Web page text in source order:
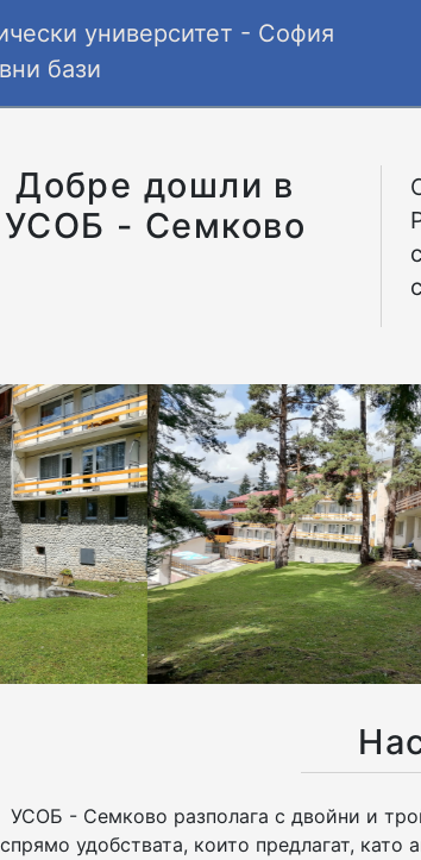
университет - София
бази
Добре дошли в
УСОБ - Семково
УСОБ - Семково разполага с двойни и
спрямо удобствата, които предлагат, като